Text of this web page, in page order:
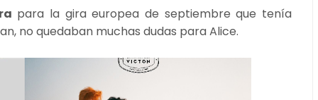
para la gira europea de septiembre que tenía
no quedaban muchas dudas para Alice.